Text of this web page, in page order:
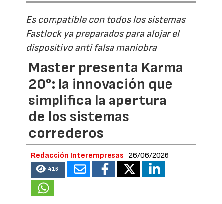
Es compatible con todos los sistemas
Fastlock ya preparados para alojar el
dispositivo anti falsa maniobra
Master presenta Karma
20°: la innovación que
simplifica la apertura
de los sistemas
correderos
Redacción Interempresas 26/06/2026
416